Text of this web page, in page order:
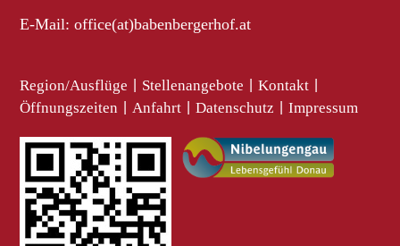
E-Mail:office(at)babenbergerhof.at
Region/Ausflüge Stellenangebote Kontakt
Öffnungszeiten Anfahrt Datenschutz Impressum